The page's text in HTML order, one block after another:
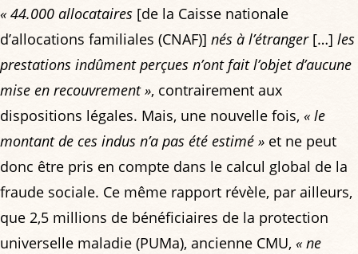
« 44.000 allocataires [de la Caisse nationale
d’allocations familiales (CNAF)] nés à l’étranger[…] les
prestations indûment perçues n’ont fait l’objet d’aucune
mise en recouvrement », contrairement aux
dispositions légales. Mais, une nouvelle fois, « le
montant de ces indus n’a pas été estimé » et ne peut
donc être pris en compte dans le calcul global de la
fraude sociale. Ce même rapport révèle, par ailleurs,
que 2,5 millions de bénéficiaires de la protection
universelle maladie (PUMa), ancienne CMU, « ne